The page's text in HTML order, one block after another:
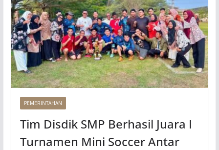
PEMERINTAHAN
Tim Disdik SMP Berhasil Juara I
Turnamen Mini Soccer Antar